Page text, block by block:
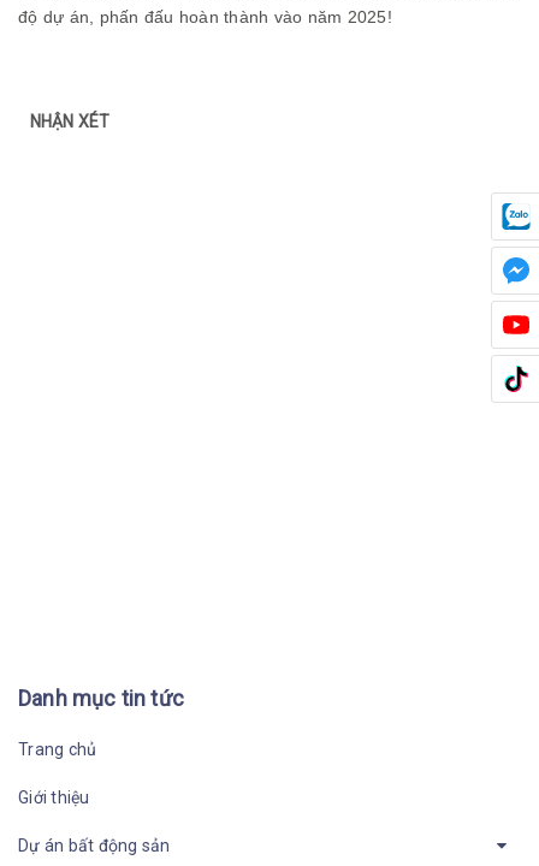
độ dự án, phấn đấu hoàn thành vào năm 2025!
NHẬN XÉT
Danh mục tin tức
Trang chủ
Giới thiệu
Dự án bất động sản